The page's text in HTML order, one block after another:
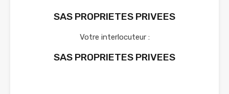
SAS PROPRIETES PRIVEES
Votre interlocuteur :
SAS PROPRIETES PRIVEES